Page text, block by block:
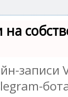
записи